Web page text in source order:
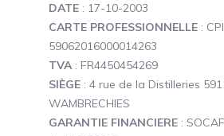
DATE : 17-10-2003
CARTE PROFESSIONNELLE : CPI
59062016000014263
TVA: FR4450454269
SIÈGE : 4 rue de la Distilleries
WAMBRECHIES
GARANTIE FINANCIERE :